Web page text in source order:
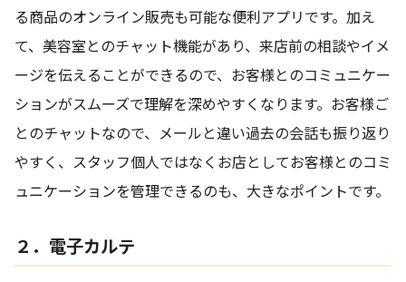
る商品のオンライン販売も可能な便利アプリです。加え
て、美容室とのチャット機能があり、来店前の相談やイメ
ージを伝えることができるので、お客様とのコミュニケー
ションがスムーズで理解を深めやすくなります。お客様ご
とのチャットなので、メールと違い過去の会話も振り返り
やすく、スタッフ個人ではなくお店としてお客様とのコミ
ュニケーションを管理できるのも、大きなポイントです。
２．電子カルテ